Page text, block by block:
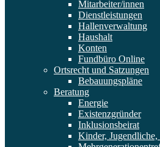
Mitarbeiter/innen
Dienstleistungen
Hallenverwaltung
Haushalt
Konten
Fundbüro Online
Ortsrecht und Satzungen
Bebauungspläne
Beratung
Energie
Existenzgründer
Inklusionsbeirat
Kinder, Jugendliche,